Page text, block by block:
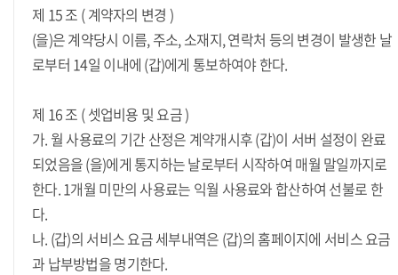
제 15 조 ( 계약자의 변경 )
(을)은 계약당시 이름, 주소, 소재지, 연락처 등의 변경이 발생한 날
로부터 14일 이내에 (갑)에게 통보하여야 한다.
제 16 조 ( 셋업비용 및 요금 )
가. 월 사용료의 기간 산정은 계약개시후 (갑)이 서버 설정이 완료
되었음을 (을)에게 통지하는 날로부터 시작하여 매월 말일까지로
한다. 1개월 미만의 사용료는 익월 사용료와 합산하여 선불로 한
다.
나. (갑)의 서비스 요금 세부내역은 (갑)의 홈페이지에 서비스 요금
과 납부방법을 명기한다.